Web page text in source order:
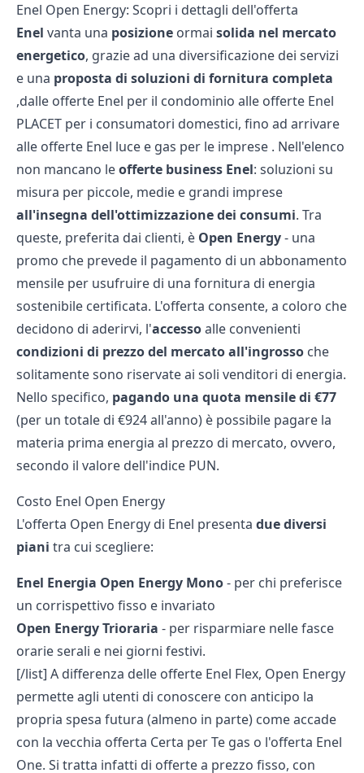
Enel Open Energy: Scopri i dettagli dell'offerta
Enel vanta una posizione ormai solida nel mercato
energetico, grazie ad una diversificazione dei servizi
e una proposta di soluzioni di fornitura completa
,dalle offerte Enel per il condominio alle offerte Enel
PLACET per i consumatori domestici, fino ad arrivare
alle offerte Enel luce e gas per le imprese . Nell'elenco
non mancano leofferte business Enel: soluzioni su
misura per piccole, medie e grandi imprese
all'insegna dell'ottimizzazione dei consumi. Tra
queste, preferita dai clienti, è Open Energy- una
promo che prevede il pagamento di un abbonamento
mensile per usufruire di una fornitura di energia
sostenibile certificata. L'offerta consente, a coloro che
decidono di aderirvi, l'accessoalle convenienti
condizioni di prezzo del mercato all'ingrosso che
solitamente sono riservate ai soli venditori di energia.
Nello specifico, pagando una quota mensile di €77
(per un totale di €924 all'anno) è possibile pagare la
materia prima energia al prezzo di mercato, ovvero,
secondo il valore dell'indice PUN.
Costo Enel Open Energy
L'offerta Open Energy di Enel presenta due diversi
piani tra cui scegliere:
Enel Energia Open Energy Mono- per chi preferisce
un corrispettivo fisso e invariato
Open Energy Trioraria - per risparmiare nelle fasce
orarie serali e nei giorni festivi.
[/list] A differenza delle offerte Enel Flex, Open Energy
permette agli utenti di conoscere con anticipo la
propria spesa futura (almeno in parte) come accade
con la vecchia offerta Certa per Te gas o l'offerta Enel
One. Si tratta infatti di offerte a prezzo fisso, con